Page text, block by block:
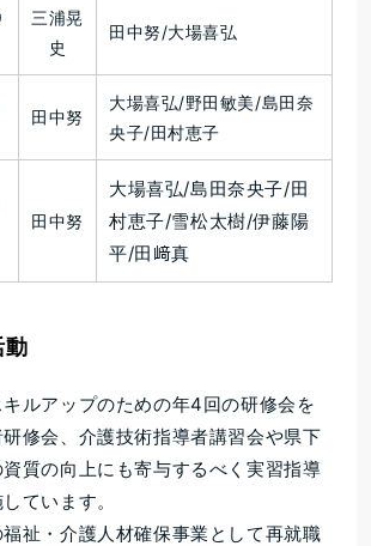
三浦晃
史
田中努/大場喜弘
田中努
大場喜弘/野田敏美/島田奈
央子/田村恵子
田中努
大場喜弘/島田奈央子/田
村恵子/雪松太樹/伊藤陽
平/田﨑真
動
ルアップのための年4回の研修会を
修会、介護技術指導者講習会や県下
質の向上にも寄与するべく実習指導
ています。
祉・介護人材確保事業として再就職